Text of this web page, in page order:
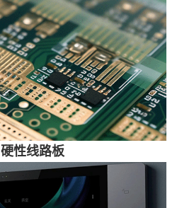
硬性线路板